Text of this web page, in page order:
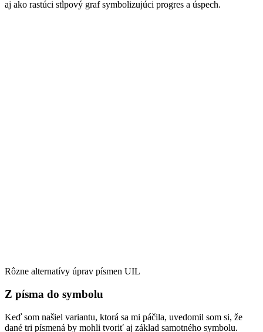
aj ako rastúci stĺpový graf symbolizujúci progres a úspech.
Rôzne alternatívy úprav písmen UIL
Z písma do symbolu
Keď som našiel variantu, ktorá sa mi páčila, uvedomil som si, že
dané tri písmená by mohli tvoriť aj základ samotného symbolu.